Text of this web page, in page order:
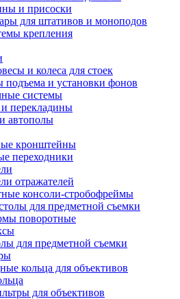
и присоски
для штативов и моноподов
крепления
и колеса для стоек
подъема и установки фонов
системы
перекладины
автополы
кронштейны
переходники
отражателей
консоли-стробофреймы
для предметной съемки
поворотные
для предметной съемки
кольца для объективов
для объективов